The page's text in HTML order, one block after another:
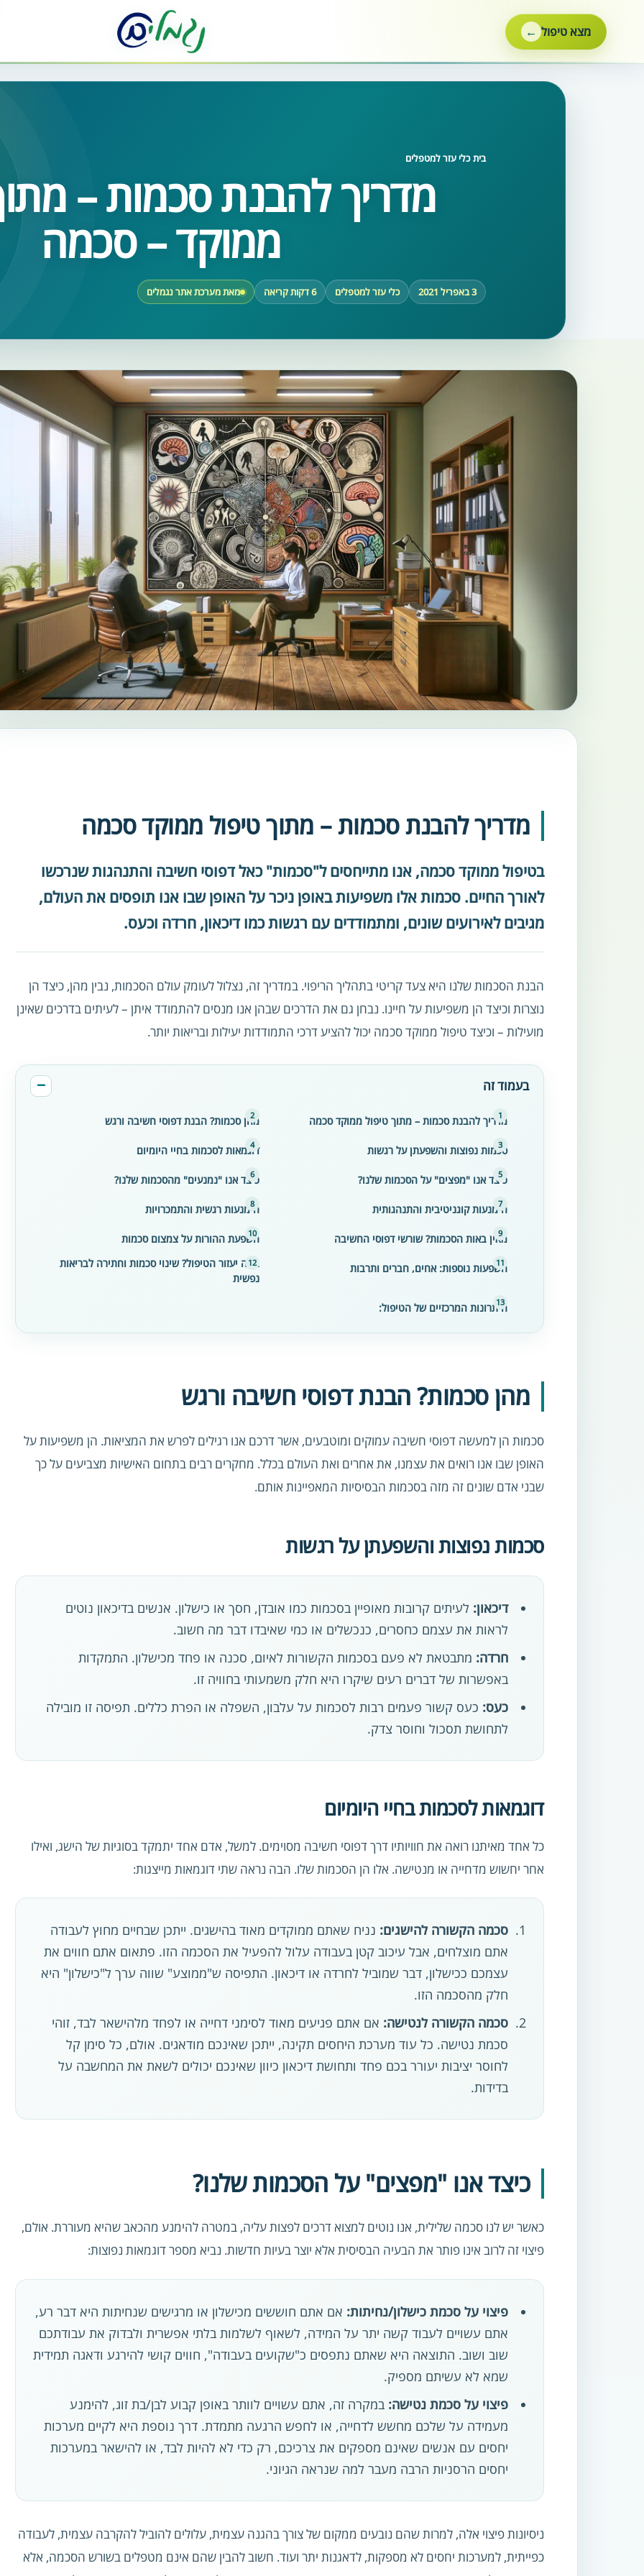
מצא טיפול
בית‹כלי עזר למטפלים
מדריך להבנת סכמות –
ממוקד – סכמה
3 באפריל 2021 כלי עזר למטפלים 6 דקות קריאה מאת מערכת אתר נגמלים
מדריך להבנת סכמות – מתוך טיפול ממוקד סכמה
בטיפול ממוקד סכמה, אנו מתייחסים ל"סכמות" כאל דפוסי חשיבה והתנהגות שנרכשו
לאורך החיים. סכמות אלו משפיעות באופן ניכר על האופן שבו אנו תופסים את העולם,
מגיבים לאירועים שונים, ומתמודדים עם רגשות כמו דיכאון, חרדה וכעס.
הבנת הסכמות שלנו היא צעד קריטי בתהליך הריפוי. במדריך זה, נצלול לעומק עולם הסכמות, נבין מהן, כיצד הן
נוצרות וכיצד הן משפיעות על חיינו. נבחן גם את הדרכים שבהן אנו מנסים להתמודד איתן – לעיתים בדרכים שאינן
מועילות – וכיצד טיפול ממוקד סכמה יכול להציע דרכי התמודדות יעילות ובריאות יותר.
בעמוד זה
מדריך להבנת סכמות – מתוך טיפול ממוקד סכמה מהן סכמות? הבנת דפוסי חשיבה ורגש
סכמות נפוצות והשפעתן על רגשות דוגמאות לסכמות בחיי היומיום
כיצד אנו "מפצים" על הסכמות שלנו? כיצד אנו "נמנעים" מהסכמות שלנו?
הימנעות קוגניטיבית והתנהגותית הימנעות רגשית והתמכרויות
מאין באות הסכמות? שורשי דפוסי החשיבה השפעת ההורות על צמצום סכמות
השפעות נוספות: אחים, חברים ותרבות
במה יעזור הטיפול? שינוי סכמות וחתירה לבריאות
נפשית
היתרונות המרכזיים של הטיפול:
מהן סכמות? הבנת דפוסי חשיבה ורגש
סכמות הן למעשה דפוסי חשיבה עמוקים ומוטבעים, אשר דרכם אנו רגילים לפרש את המציאות. הן משפיעות על
האופן שבו אנו רואים את עצמנו, את אחרים ואת העולם בכלל. מחקרים רבים בתחום האישיות מצביעים על כך
שבני אדם שונים זה מזה בסכמות הבסיסיות המאפיינות אותם.
סכמות נפוצות והשפעתן על רגשות
דיכאון: לעיתים קרובות מאופיין בסכמות כמו אובדן, חסך או כישלון. אנשים בדיכאון נוטים
לראות את עצמם כחסרים, כנכשלים או כמי שאיבדו דבר מה חשוב.
חרדה: מתבטאת לא פעם בסכמות הקשורות לאיום, סכנה או פחד מכישלון. התמקדות
באפשרות של דברים רעים שיקרו היא חלק משמעותי בחוויה זו.
כעס: כעס קשור פעמים רבות לסכמות על עלבון, השפלה או הפרת כללים. תפיסה זו מובילה
לתחושת תסכול וחוסר צדק.
דוגמאות לסכמות בחיי היומיום
כל אחד מאיתנו רואה את חוויותיו דרך דפוסי חשיבה מסוימים. למשל, אדם אחד יתמקד בסוגיות של הישג, ואילו
אחר יחשוש מדחייה או מנטישה. אלו הן הסכמות שלו. הבה נראה שתי דוגמאות מייצגות:
סכמה הקשורה להישגים: נניח שאתם ממוקדים מאוד בהישגים. ייתכן שבחיים מחוץ לעבודה
אתם מוצלחים, אבל עיכוב קטן בעבודה עלול להפעיל את הסכמה הזו. פתאום אתם חווים את
עצמכם ככישלון, דבר שמוביל לחרדה או דיכאון. התפיסה ש"ממוצע" שווה ערך ל"כישלון" היא
חלק מהסכמה הזו.
סכמה הקשורה לנטישה: אם אתם פגיעים מאוד לסימני דחייה או לפחד מלהישאר לבד, זוהי
סכמת נטישה. כל עוד מערכת היחסים תקינה, ייתכן שאינכם מודאגים. אולם, כל סימן קל
לחוסר יציבות יעורר בכם פחד ותחושת דיכאון כיוון שאינכם יכולים לשאת את המחשבה על
בדידות.
כיצד אנו "מפצים" על הסכמות שלנו?
כאשר יש לנו סכמה שלילית, אנו נוטים למצוא דרכים לפצות עליה, במטרה להימנע מהכאב שהיא מעוררת. אולם,
פיצוי זה לרוב אינו פותר את הבעיה הבסיסית אלא יוצר בעיות חדשות. נביא מספר דוגמאות נפוצות:
פיצוי על סכמת כישלון/נחיתות: אם אתם חוששים מכישלון או מרגישים שנחיתות היא דבר רע,
אתם עשויים לעבוד קשה יתר על המידה, לשאוף לשלמות בלתי אפשרית ולבדוק את עבודתכם
שוב ושוב. התוצאה היא שאתם נתפסים כ"שקועים בעבודה", חווים קושי להירגע ודאגה תמידית
שמא לא עשיתם מספיק.
פיצוי על סכמת נטישה: במקרה זה, אתם עשויים לוותר באופן קבוע לבן/בת זוג, להימנע
מעמידה על שלכם מחשש לדחייה, או לחפש הרגעה מתמדת. דרך נוספת היא לקיים מערכות
יחסים עם אנשים שאינם מספקים את צרכיכם, רק כדי לא להיות לבד, או להישאר במערכות
יחסים הרסניות הרבה מעבר למה שנראה הגיוני.
ניסיונות פיצוי אלה, למרות שהם נובעים ממקום של צורך בהגנה עצמית, עלולים להוביל להקרבה עצמית, לעבודה
כפייתית, למערכות יחסים לא מספקות, לדאגנות יתר ועוד. חשוב להבין שהם אינם מטפלים בשורש הסכמה, אלא